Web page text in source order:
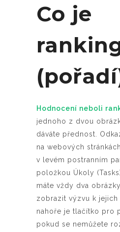
Co je
Hodnocení neboli
jednoho z dvou
dáváte přednost.
na webových
v levém postranním
položkou Úkoly
máte vždy dva
zobrazit výzvu k jejich
nahoře je tlačítko pro
pokud se nemůžete